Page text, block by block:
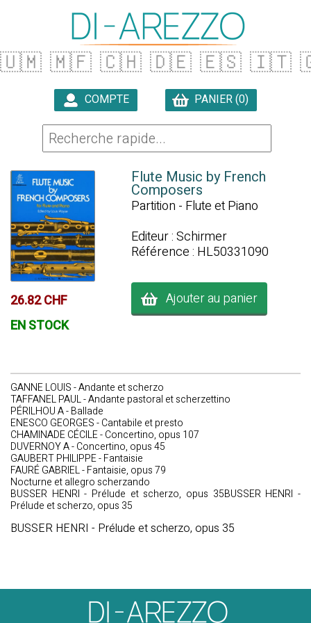
🇺🇲 🇲🇫 🇨🇭 🇩🇪 🇪🇸 🇮🇹
COMPTE PANIER (0)
26.82 CHF
EN STOCK
Flute Music by French
Composers
Partition - Flute et Piano
Editeur : Schirmer
Référence : HL50331090
Ajouter au panier
GANNE LOUIS - Andante et scherzo
TAFFANEL PAUL - Andante pastoral et scherzettino
PÉRILHOU A - Ballade
ENESCO GEORGES - Cantabile et presto
CHAMINADE CÉCILE - Concertino, opus 107
DUVERNOY A - Concertino, opus 45
GAUBERT PHILIPPE - Fantaisie
FAURÉ GABRIEL - Fantaisie, opus 79
Nocturne et allegro scherzando
BUSSER HENRI - Prélude et scherzo, opus 35BUSSER HENRI -
Prélude et scherzo, opus 35
BUSSER HENRI - Prélude et scherzo, opus 35